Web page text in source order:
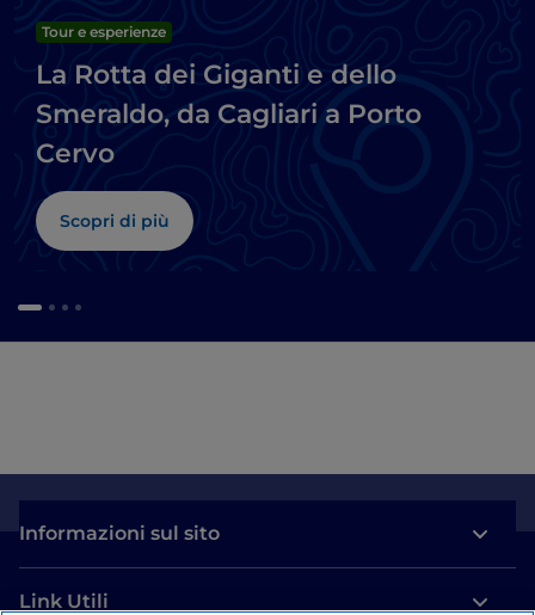
Tour e esperienze
La Rotta dei Giganti e dello
Smeraldo, da Cagliari a Porto
Cervo
Scopri di più
Informazioni sul sito
Link Utili